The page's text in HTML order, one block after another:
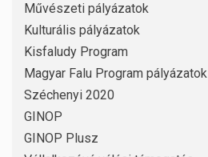
Művészeti pályázatok
Kulturális pályázatok
Kisfaludy Program
Magyar Falu Program pályázatok
Széchenyi 2020
GINOP
GINOP Plusz